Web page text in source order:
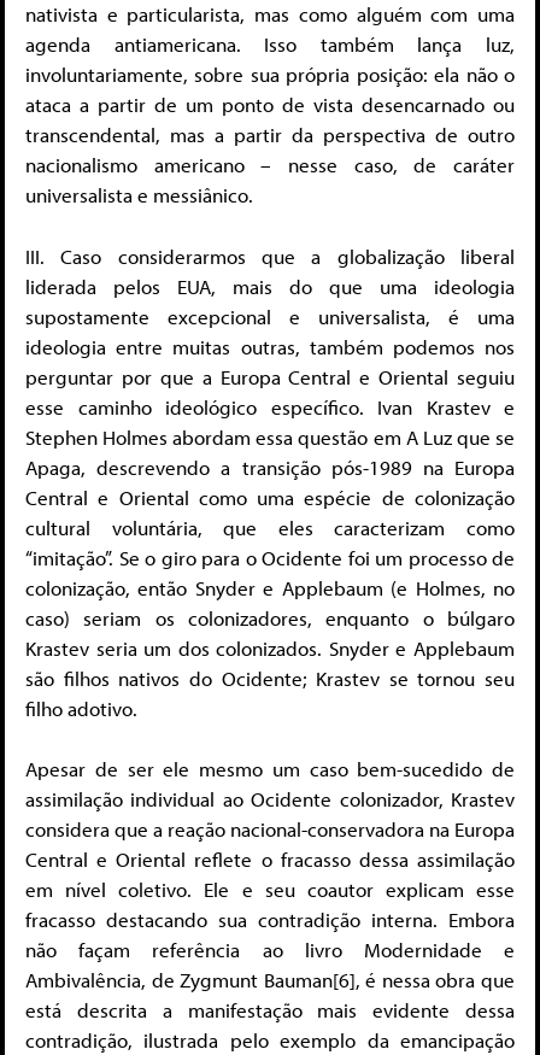
nativista e particularista, mas como alguém com uma
agenda antiamericana. Isso também lança luz,
involuntariamente, sobre sua própria posição: ela não o
ataca a partir de um ponto de vista desencarnado ou
transcendental, mas a partir da perspectiva de outro
nacionalismo americano – nesse caso, de caráter
universalista e messiânico.
III. Caso considerarmos que a globalização liberal
liderada pelos EUA, mais do que uma ideologia
supostamente excepcional e universalista, é uma
ideologia entre muitas outras, também podemos nos
perguntar por que a Europa Central e Oriental seguiu
esse caminho ideológico específico. Ivan Krastev e
Stephen Holmes abordam essa questão em A Luz que se
Apaga, descrevendo a transição pós-1989 na Europa
Central e Oriental como uma espécie de colonização
cultural voluntária, que eles caracterizam como
“imitação”. Se o giro para o Ocidente foi um processo de
colonização, então Snyder e Applebaum (e Holmes, no
caso) seriam os colonizadores, enquanto o búlgaro
Krastev seria um dos colonizados. Snyder e Applebaum
são filhos nativos do Ocidente; Krastev se tornou seu
filho adotivo.
Apesar de ser ele mesmo um caso bem-sucedido de
assimilação individual ao Ocidente colonizador, Krastev
considera que a reação nacional-conservadora na Europa
Central e Oriental reflete o fracasso dessa assimilação
em nível coletivo. Ele e seu coautor explicam esse
fracasso destacando sua contradição interna. Embora
não façam referência ao livro Modernidade e
Ambivalência, de Zygmunt Bauman[6], é nessa obra que
está descrita a manifestação mais evidente dessa
contradição, ilustrada pelo exemplo da emancipação